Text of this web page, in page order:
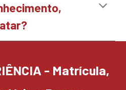
NCIA - Matrícula,